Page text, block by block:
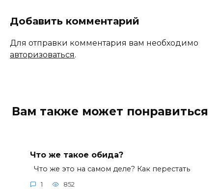
Добавить комментарий
Для отправки комментария вам необходимо
авторизоваться.
Вам также может понравиться
Что же такое обида?
Что же это на самом деле? Как перестать
1 852